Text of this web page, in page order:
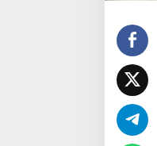
H. Eli Sahroni: HUT ke-
Jadi Momentum Perkuat
Persatuan, Demokrasi,
Di Daerah, Layanan Publik,
Agustus 1, 2026